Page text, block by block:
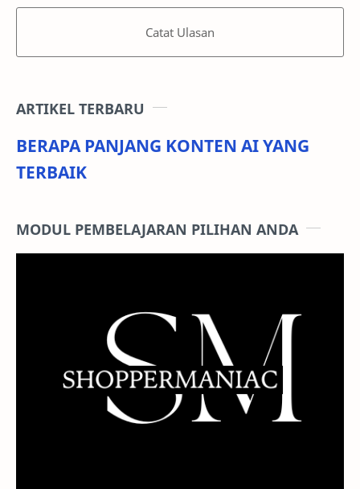
Catat Ulasan
ARTIKEL TERBARU
BERAPA PANJANG KONTEN AI YANG
TERBAIK
MODUL PEMBELAJARAN PILIHAN ANDA